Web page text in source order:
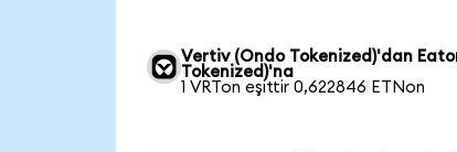
Vertiv (Ondo Tokenized)'dan
Tokenized)'na
1 VRTon eşittir 0,622846 ETNon